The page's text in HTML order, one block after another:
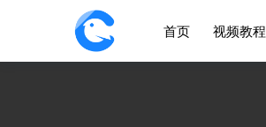
首页 视频教程